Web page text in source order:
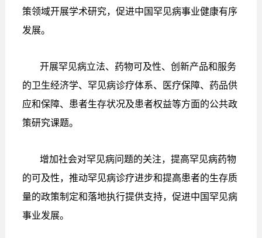
策领域开展学术研究，促进中国罕见病事业健康有序
发展。
开展罕见病立法、药物可及性、创新产品和服务
的卫生经济学、罕见病诊疗体系、医疗保障、药品供
应和保障、患者生存状况及患者权益等方面的公共政
策研究课题。
增加社会对罕见病问题的关注，提高罕见病药物
的可及性，推动罕见病诊疗进步和提高患者的生存质
量的政策制定和落地执行提供支持，促进中国罕见病
事业发展。